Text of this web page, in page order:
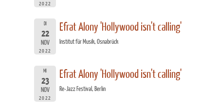
2022
DI
22
NOV
2022
Efrat Alony 'Hollywood isn't calling'
Institut für Musik, Osnabrück
MI
23
NOV
2022
Efrat Alony 'Hollywood isn't calling'
Re-Jazz Festival, Berlin